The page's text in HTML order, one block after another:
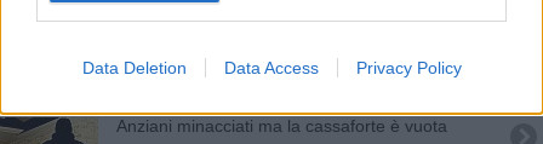
Data Deletion Data Access Privacy Policy
Cadavere sui binari, secondo suicidio in poche
Centauro muore nello schianto in moto
Anziani minacciati ma la cassaforte è vuota